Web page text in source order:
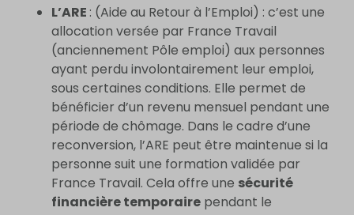
L’ARE : (Aide au Retour à l’Emploi) : c’est une
allocation versée par France Travail
(anciennement Pôle emploi) aux personnes
ayant perdu involontairement leur emploi,
sous certaines conditions. Elle permet de
bénéficier d’un revenu mensuel pendant une
période de chômage. Dans le cadre d’une
reconversion, l’ARE peut être maintenue si la
personne suit une formation validée par
France Travail. Cela offre une sécurité
financière temporaire pendant le